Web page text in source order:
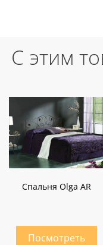
С этим
Спальня Olga AR